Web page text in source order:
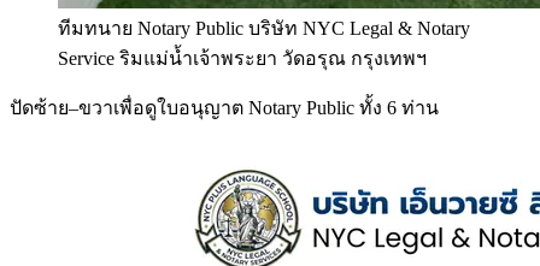
ทีมทนาย Notary Public บริษัท NYC Legal & Notary
Service ริมแม่น้ำเจ้าพระยา วัดอรุณ กรุงเทพฯ
ปัดซ้าย–ขวาเพื่อดูใบอนุญาต Notary Public ทั้ง 6 ท่าน